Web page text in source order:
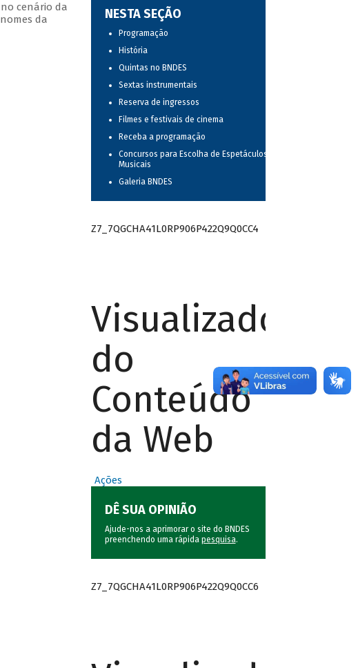
cenário da
da
NESTA SEÇÃO
Programação
História
Quintas no BNDES
Sextas instrumentais
Reserva de ingressos
Filmes e festivais de cinema
Receba a programação
Concursos para Escolha de Espetáculos
Musicais
Galeria BNDES
Z7_7QGCHA41L0RP906P422Q9Q0CC4
Visualizador
do
Conteúdo
da Web
Ações
DÊ SUA OPINIÃO
Ajude-nos a aprimorar o site do BNDES
preenchendo uma rápida pesquisa.
Z7_7QGCHA41L0RP906P422Q9Q0CC6